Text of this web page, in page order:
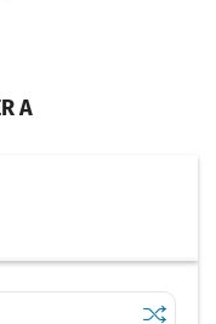
A
Sprawdź